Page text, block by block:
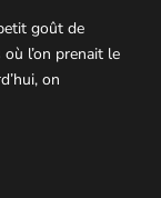
goût de
l’on prenait le
on